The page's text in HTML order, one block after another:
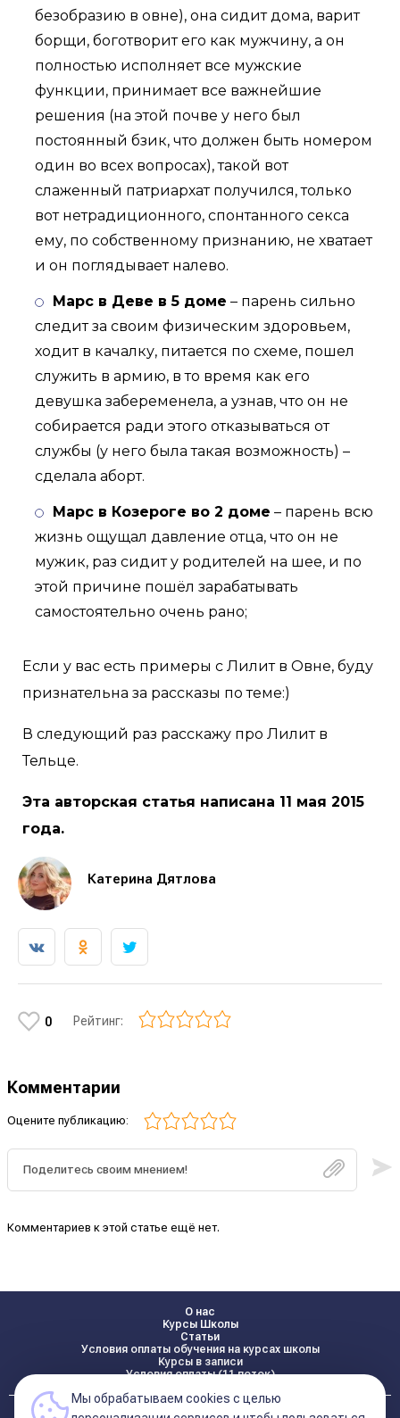
безобразию в овне), она сидит дома, варит
борщи, боготворит его как мужчину, а он
полностью исполняет все мужские
функции, принимает все важнейшие
решения (на этой почве у него был
постоянный бзик, что должен быть номером
один во всех вопросах), такой вот
слаженный патриархат получился, только
вот нетрадиционного, спонтанного секса
ему, по собственному признанию, не хватает
и он поглядывает налево.
Марс в Деве в 5 доме – парень сильно
следит за своим физическим здоровьем,
ходит в качалку, питается по схеме, пошел
служить в армию, в то время как его
девушка забеременела, а узнав, что он не
собирается ради этого отказываться от
службы (у него была такая возможность) –
сделала аборт.
Марс в Козероге во 2 доме – парень всю
жизнь ощущал давление отца, что он не
мужик, раз сидит у родителей на шее, и по
этой причине пошёл зарабатывать
самостоятельно очень рано;
Если у вас есть примеры с Лилит в Овне, буду
признательна за рассказы по теме:)
В следующий раз расскажу про Лилит в
Тельце.
Эта авторская статья написана 11 мая 2015
года.
Катерина Дятлова
0 Рейтинг:
Комментарии
Оцените публикацию:
Комментариев к этой статье ещё нет.
О нас
Курсы Школы
Статьи
Условия оплаты обучения на курсах школы
Курсы в записи
Условия оплаты (11 поток)
Мы обрабатываем cookies с целью